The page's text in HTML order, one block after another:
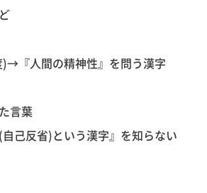
『人間の精神性』を問う漢字
言葉
己反省)という漢字』を知らない